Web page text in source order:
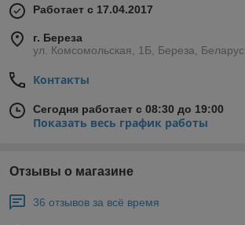
Работает с 17.04.2017
г. Береза
ул. Комсомольская, 1Б, Береза,
Контакты
Сегодня работает с 08:30 до 19:00
Показать весь график работы
Отзывы о магазине
36 отзывов за всё время